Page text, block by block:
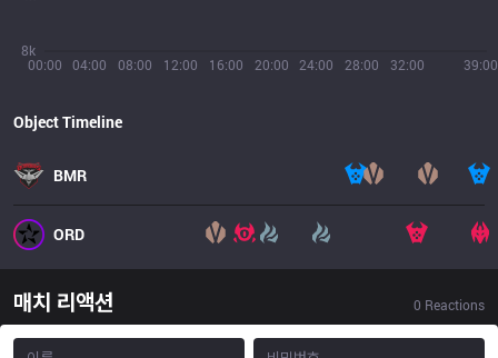
00:00 04:00 08:00 12:00 16:00 20:00 24:00 28:00 32:00 39:00
8k
Object Timeline
BMR
ORD
매치 리액션 0 Reactions